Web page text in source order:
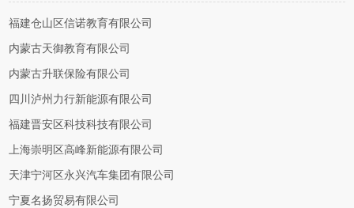
福建仓山区信诺教育有限公司
内蒙古天御教育有限公司
内蒙古升联保险有限公司
四川泸州力行新能源有限公司
福建晋安区科技科技有限公司
上海崇明区高峰新能源有限公司
天津宁河区永兴汽车集团有限公司
宁夏名扬贸易有限公司